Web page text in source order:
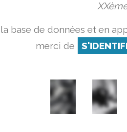
base de données et en
merci de